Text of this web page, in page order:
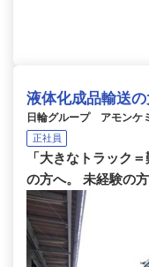
液体化成品輸送
日輪グループ アモンケ
正社員
「大きなトラック
の方へ。 未経験の